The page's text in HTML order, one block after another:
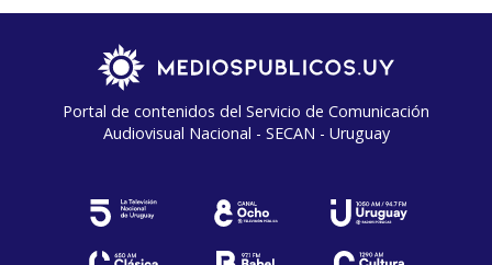
Portal de contenidos del Servicio de Comunicación
Audiovisual Nacional - SECAN - Uruguay